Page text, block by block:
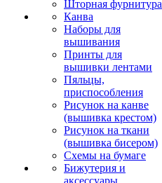
Шторная фурнитура
Канва
Наборы для
вышивания
Принты для
вышивки лентами
Пяльцы,
приспособления
Рисунок на канве
(вышивка крестом)
Рисунок на ткани
(вышивка бисером)
Схемы на бумаге
Бижутерия и
аксессуары